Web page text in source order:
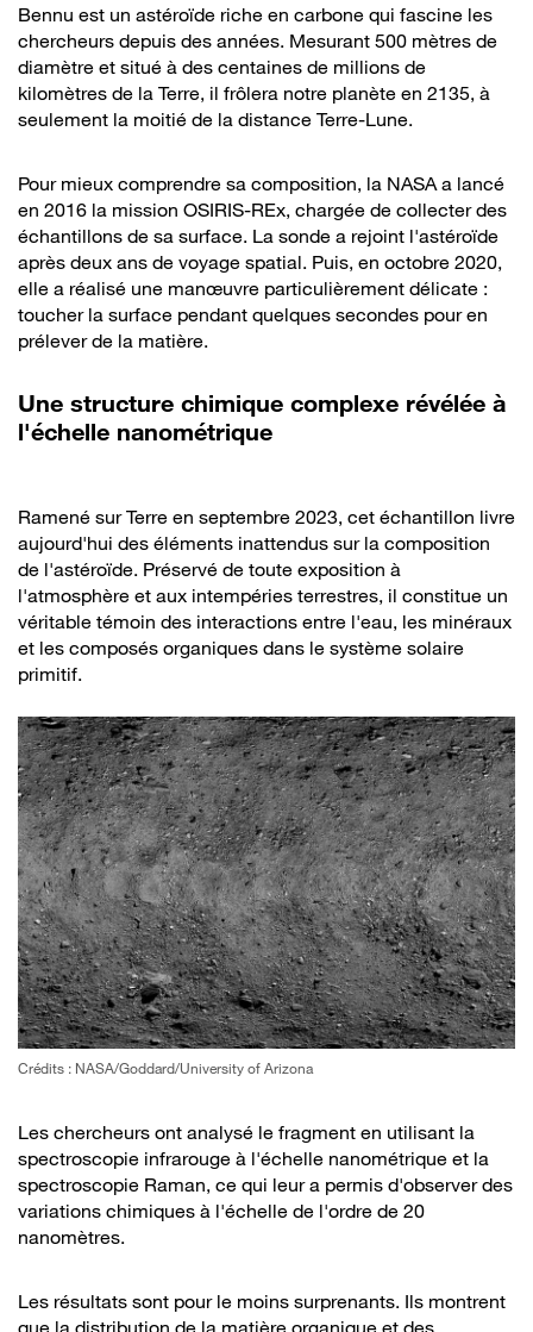
Bennu est un astéroïde riche en carbone qui fascine les
chercheurs depuis des années. Mesurant 500 mètres de
diamètre et situé à des centaines de millions de
kilomètres de la Terre, il frôlera notre planète en 2135, à
seulement la moitié de la distance Terre-Lune.
Pour mieux comprendre sa composition, la NASA a lancé
en 2016 la mission OSIRIS-REx, chargée de collecter des
échantillons de sa surface. La sonde a rejoint l'astéroïde
après deux ans de voyage spatial. Puis, en octobre 2020,
elle a réalisé une manœuvre particulièrement délicate :
toucher la surface pendant quelques secondes pour en
prélever de la matière.
Une structure chimique complexe révélée à
l'échelle nanométrique
Ramené sur Terre en septembre 2023, cet échantillon livre
aujourd'hui des éléments inattendus sur la composition
de l'astéroïde. Préservé de toute exposition à
l'atmosphère et aux intempéries terrestres, il constitue un
véritable témoin des interactions entre l'eau, les minéraux
et les composés organiques dans le système solaire
primitif.
Crédits : NASA/Goddard/University of Arizona
Les chercheurs ont analysé le fragment en utilisant la
spectroscopie infrarouge à l'échelle nanométrique et la
spectroscopie Raman, ce qui leur a permis d'observer des
variations chimiques à l'échelle de l'ordre de 20
nanomètres.
Les résultats sont pour le moins surprenants. Ils montrent
que la distribution de la matière organique et des